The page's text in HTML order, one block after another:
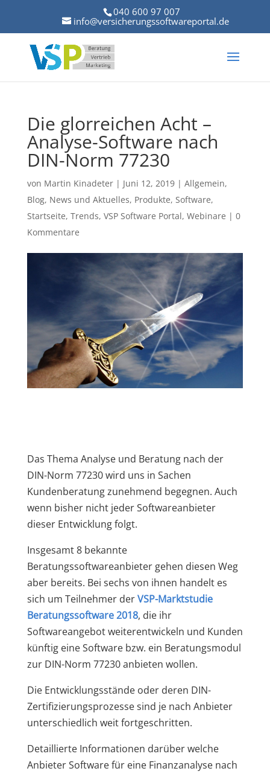
040 600 97 007
info@versicherungssoftwareportal.de
Die glorreichen Acht –
Analyse-Software nach
DIN-Norm 77230
von Martin Kinadeter| Juni 12, 2019| Allgemein,
Blog, News und Aktuelles, Produkte, Software,
Startseite, Trends, VSP Software Portal, Webinare | 0
Kommentare
Das Thema Analyse und Beratung nach der
DIN-Norm 77230 wird uns in Sachen
Kundenberatung zunehmend begegnen. Auch
wenn bisher nicht jeder Softwareanbieter
dieser Entwicklung folgt.
Insgesamt 8 bekannte
Beratungssoftwareanbieter gehen diesen Weg
aber bereits. Bei sechs von ihnen handelt es
sich um Teilnehmer derVSP-Marktstudie
Beratungssoftware 2018, die ihr
Softwareangebot weiterentwickeln und Kunden
künftig eine Software bzw. ein Beratungsmodul
zur DIN-Norm 77230 anbieten wollen.
Die Entwicklungsstände oder deren DIN-
Zertifizierungsprozesse sind je nach Anbieter
unterschiedlich weit fortgeschritten.
Detaillierte Informationen darüber welche
Anbieter Software für eine Finanzanalyse nach